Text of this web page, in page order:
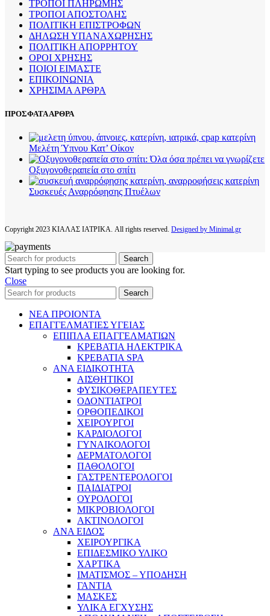
ΤΡΟΠΟΙ ΠΛΗΡΩΜΗΣ
ΤΡΟΠΟΙ ΑΠΟΣΤΟΛΗΣ
ΠΟΛΙΤΙΚΗ ΕΠΙΣΤΡΟΦΩΝ
ΔΗΛΩΣΗ ΥΠΑΝΑΧΩΡΗΣΗΣ
ΠΟΛΙΤΙΚΗ ΑΠΟΡΡΗΤΟΥ
ΟΡΟΙ ΧΡΗΣΗΣ
ΠΟΙΟΙ ΕΙΜΑΣΤΕ
ΕΠΙΚΟΙΝΩΝΙΑ
ΧΡΗΣΙΜΑ ΑΡΘΡΑ
ΠΡΟΣΦΑΤΑ ΑΡΘΡΑ
Μελέτη Ύπνου Κατ’ Οίκον
Οξυγονοθεραπεία στο σπίτι
Συσκευές Αναρρόφησης Πτυέλων
Copyright2023 ΚΙΑΛΑΣ ΙΑΤΡΙΚΑ. All rights reserved. Designed by Minimal.gr
Search
Start typing to see products you are looking for.
Close
Search
ΝΕΑ ΠΡΟΙΟΝΤΑ
ΕΠΑΓΓΕΛΜΑΤΙΕΣ ΥΓΕΙΑΣ
ΕΠΙΠΛΑ ΕΠΑΓΓΕΛΜΑΤΙΩΝ
ΚΡΕΒΑΤΙΑ ΗΛΕΚΤΡΙΚΑ
ΚΡΕΒΑΤΙΑ SPA
ΑΝΑ ΕΙΔΙΚΟΤΗΤΑ
ΑΙΣΘΗΤΙΚΟΙ
ΦΥΣΙΚΟΘΕΡΑΠΕΥΤΕΣ
ΟΔΟΝΤΙΑΤΡΟΙ
ΟΡΘΟΠΕΔΙΚΟΙ
ΧΕΙΡΟΥΡΓΟΙ
ΚΑΡΔΙΟΛΟΓΟΙ
ΓΥΝΑΙΚΟΛΟΓΟΙ
ΔΕΡΜΑΤΟΛΟΓΟΙ
ΠΑΘΟΛΟΓΟΙ
ΓΑΣΤΡΕΝΤΕΡΟΛΟΓΟΙ
ΠΑΙΔΙΑΤΡΟΙ
ΟΥΡΟΛΟΓΟΙ
ΜΙΚΡΟΒΙΟΛΟΓΟΙ
ΑΚΤΙΝΟΛΟΓΟΙ
ΑΝΑ ΕΙΔΟΣ
ΧΕΙΡΟΥΡΓΙΚΑ
ΕΠΙΔΕΣΜΙΚΟ ΥΛΙΚΟ
ΧΑΡΤΙΚΑ
ΙΜΑΤΙΣΜΟΣ – ΥΠΟΔΗΣΗ
ΓΑΝΤΙΑ
ΜΑΣΚΕΣ
ΥΛΙΚΑ ΕΓΧΥΣΗΣ